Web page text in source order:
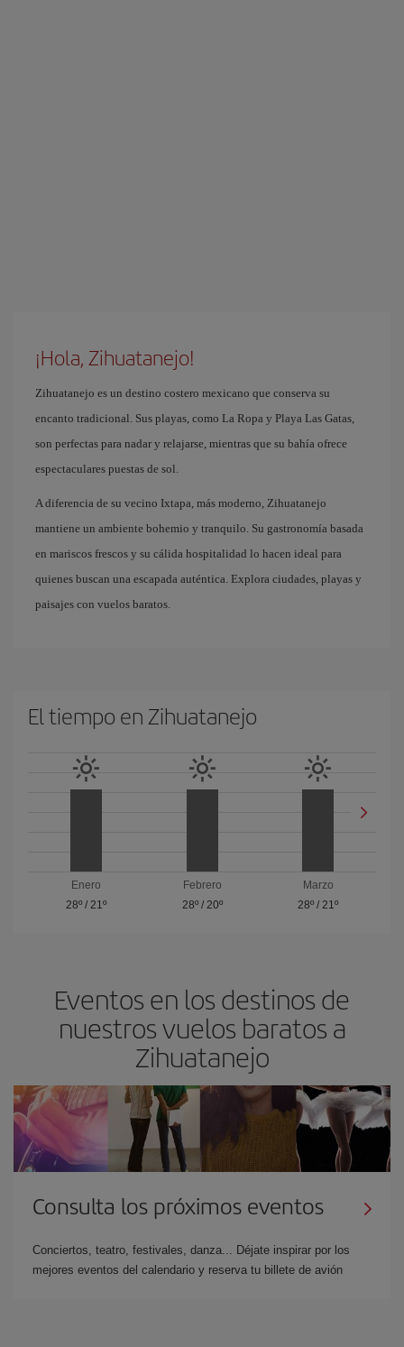
¡Hola, Zihuatanejo!
Zihuatanejo es un destino costero mexicano que conserva su
encanto tradicional. Sus playas, como La Ropa y Playa Las Gatas,
son perfectas para nadar y relajarse, mientras que su bahía ofrece
espectaculares puestas de sol.
A diferencia de su vecino Ixtapa, más moderno, Zihuatanejo
mantiene un ambiente bohemio y tranquilo. Su gastronomía basada
en mariscos frescos y su cálida hospitalidad lo hacen ideal para
quienes buscan una escapada auténtica. Explora ciudades, playas y
paisajes con vuelos baratos.
El tiempo en Zihuatanejo
Enero
28º/ 21º
Febrero
28º/ 20º
Marzo
28º /21º
Eventos en los destinos de
nuestros vuelos baratos a
Zihuatanejo
Consulta los próximos eventos
Conciertos, teatro, festivales, danza... Déjate inspirar por los
mejores eventos del calendario y reserva tu billete de avión